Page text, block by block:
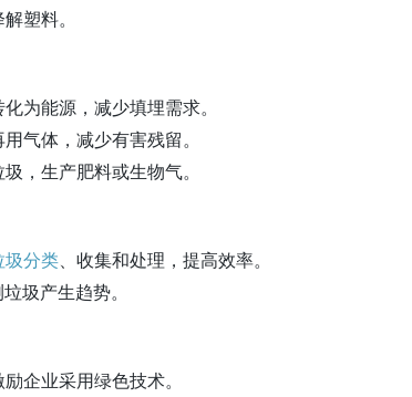
塑料。
化为能源，减少填埋需求。
气体，减少有害残留。
，生产肥料或生物气。
圾分类、收集和处理，提高效率。
圾产生趋势。
企业采用绿色技术。